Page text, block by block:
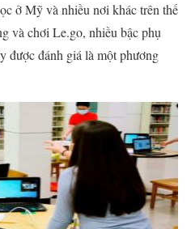
ở Mỹ và nhiều nơi khác trên thế
và chơi Le.go, nhiều bậc phụ
được đánh giá là một phương